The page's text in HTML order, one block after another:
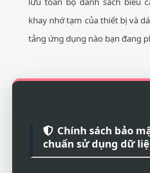
khay nhớ tạm của thiết bị và
tảng ứng dụng nào bạn đang
Chính sách bảo
chuẩn sử dụng dữ